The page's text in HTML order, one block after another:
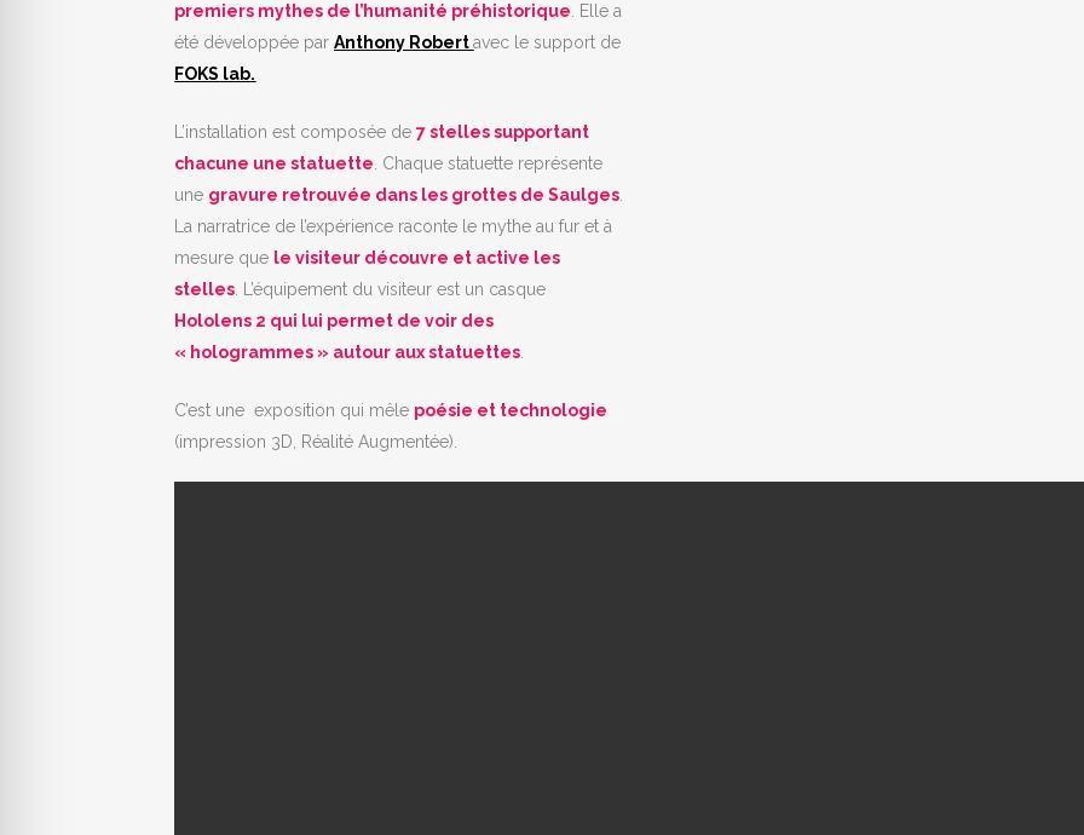
premiers mythes de l’humanité préhistorique . Elle a
été développée parAnthony Robertavec le support de
FOKS lab.
L’installation est composée de7 stelles supportant
chacune une statuette . Chaque statuette représente
une gravure retrouvée dans les grottes de Saulges
La narratrice de l’expérience raconte le mythe au fur et à
mesure que le visiteur découvre et active les
stelles . L’équipement du visiteur est un casque
Hololens 2 qui lui permet de voir des
« hologrammes » autour aux statuettes
C’est une exposition qui mêle poésie et technologie
(impression 3D, Réalité Augmentée).